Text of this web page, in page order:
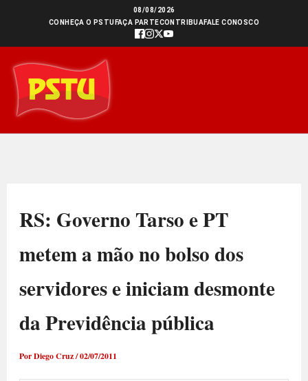
conteúdo
08/08/2026
CONHEÇA O PSTU FAÇA PARTECONTRIBUAFALE CONOSCO
RS: Governo Tarso e PT
metem a mão no bolso dos
servidores e iniciam desmonte
da Previdência pública
PorDiego Cruz/02/07/2011